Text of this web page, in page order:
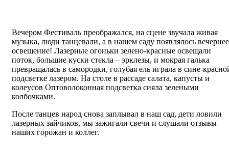
Вечером Фестиваль преображался, на сцене звучала живая
музыка, люди танцевали, а в нашем саду появлялось вечернее
освещение! Лазерные огоньки зелено-красные освещали
поток, большие куски стекла – эрклезы, и мокрая галька
превращалась в самородки, голубая ель играла в сине-
подсветке лазером. На столе в рассаде салата, капусты и
колеусов Оптоволоконная подсветка сияла зелеными
колбочками.
После танцев народ снова заплывал в наш сад, дети ловили
лазерных зайчиков, мы зажигали свечи и слушали отзывы
наших горожан и коллег.